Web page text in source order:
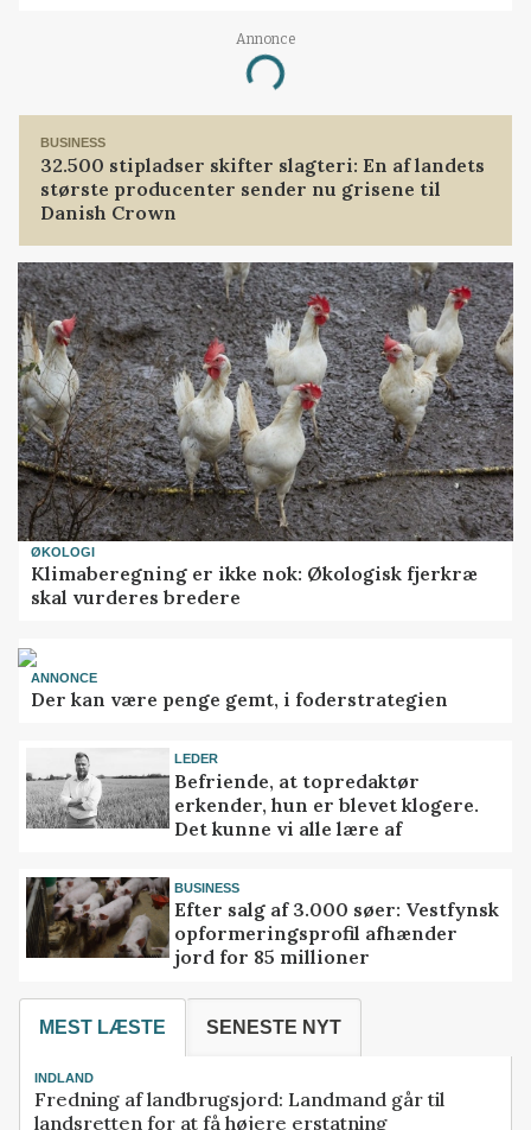
Annonce
Loading...
BUSINESS
32.500 stipladser skifter slagteri: En af landets
største producenter sender nu grisene til
Danish Crown
ØKOLOGI
Klimaberegning er ikke nok: Økologisk fjerkræ
skal vurderes bredere
ANNONCE
Der kan være penge gemt, i foderstrategien
LEDER
Befriende, at topredaktør
erkender, hun er blevet klogere.
Det kunne vi alle lære af
BUSINESS
Efter salg af 3.000 søer: Vestfynsk
opformeringsprofil afhænder
jord for 85 millioner
MEST LÆSTE SENESTE NYT
INDLAND
Fredning af landbrugsjord: Landmand går til
landsretten for at få højere erstatning